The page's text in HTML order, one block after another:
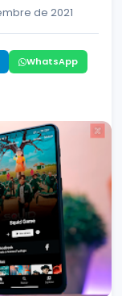
de 2021
WhatsApp